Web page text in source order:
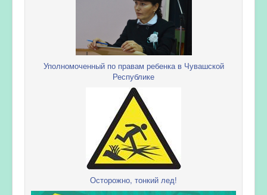
Уполномоченный по правам ребенка в Чувашской
Республике
Осторожно, тонкий лед!